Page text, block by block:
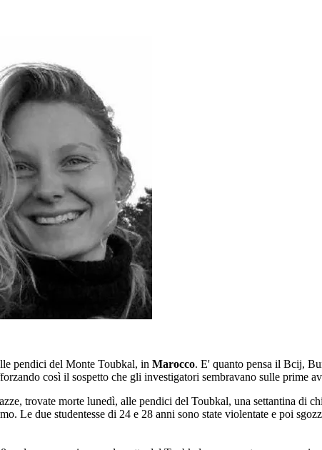
pendici del Monte Toubkal, in Marocco. E' quanto pensa il Bcij,
così il sospetto che gli investigatori sembravano sulle prime
trovate morte lunedì, alle pendici del Toubkal, una settantina di
Le due studentesse di 24 e 28 anni sono state violentate e poi